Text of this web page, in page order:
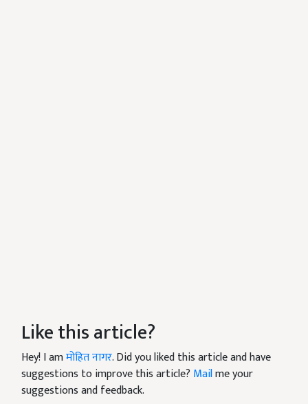
Like this article?
Hey! I amमोहित नागर. Did you liked this article and have
suggestions to improve this article? Mailme your
suggestions and feedback.